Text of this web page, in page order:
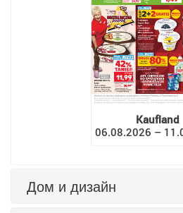
Kaufland
06.08.2026 –
Дом и дизайн